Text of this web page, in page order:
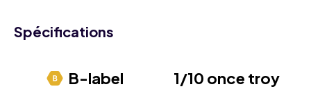
Spécifications
B-label 1/10 once troy